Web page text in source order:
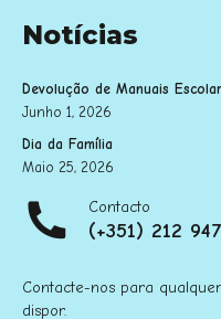
Notícias
Devolução de Manuais
Junho 1, 2026
Dia da Família
Maio 25, 2026
Contacto
(+351) 212
Contacte-nos para
dispor.